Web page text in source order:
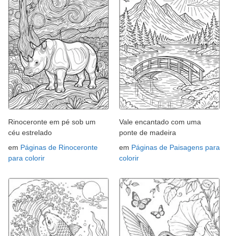
Rinoceronte em pé sob um
céu estrelado
em Páginas de Rinoceronte
para colorir
Vale encantado com uma
ponte de madeira
em Páginas de Paisagens para
colorir